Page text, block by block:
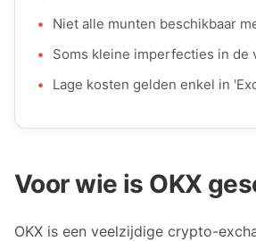
•
Niet alle munten beschikbaar
•
Soms kleine imperfecties in de
•
Lage kosten gelden enkel in
Voor wie is OKX
OKX is een veelzijdige crypto-